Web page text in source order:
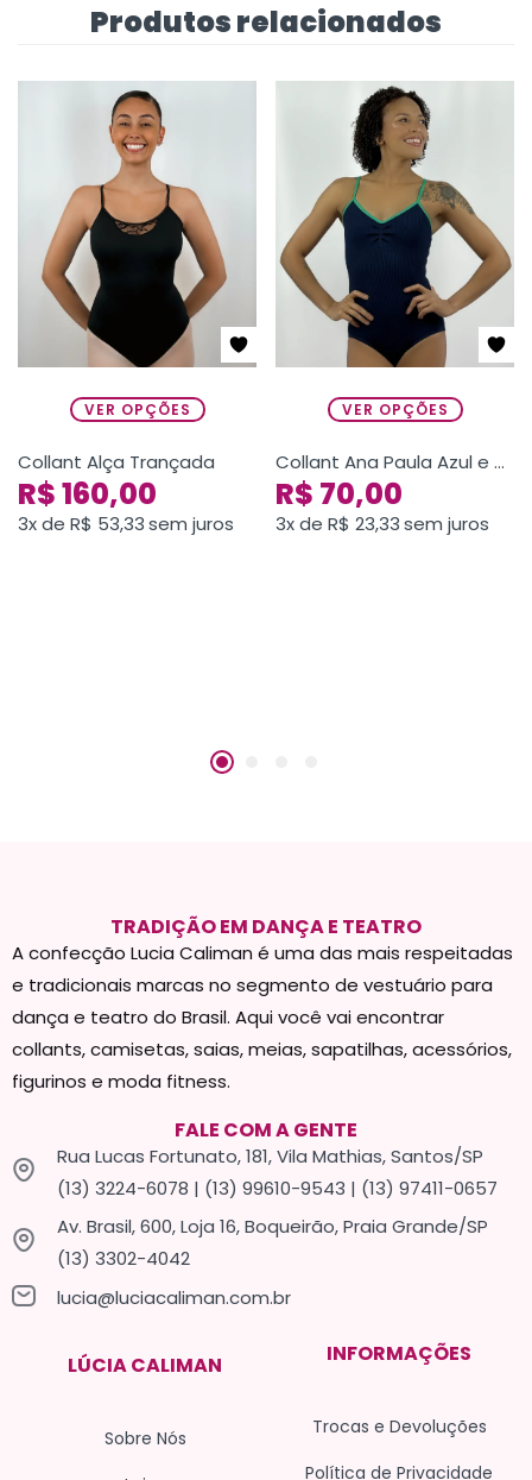
Produtos relacionados
VER OPÇÕES
Collant Alça Trançada
R$160,00
3x de R$ 53,33sem juros
VER OPÇÕES
Collant Ana Paula Azul e Verde
R$ 70,00
3x de R$ 23,33sem juros
TRADIÇÃO EM DANÇA E TEATRO
A confecção Lucia Caliman é uma das mais respeitadas
e tradicionais marcas no segmento de vestuário para
dança e teatro do Brasil. Aqui você vai encontrar
collants, camisetas, saias, meias, sapatilhas, acessórios,
figurinos e moda fitness.
FALE COM A GENTE
Rua Lucas Fortunato, 181, Vila Mathias, Santos/SP
(13) 3224-6078 | (13) 99610-9543 | (13) 97411-0657
Av. Brasil, 600, Loja 16, Boqueirão, Praia Grande/SP
(13) 3302-4042
lucia@luciacaliman.com.br
LÚCIA CALIMAN
Sobre Nós
INFORMAÇÕES
Trocas e Devoluções
Política de Privacidade